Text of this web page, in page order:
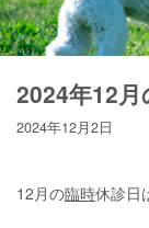
2024年12
2024年12月2日
12月の臨時休診日